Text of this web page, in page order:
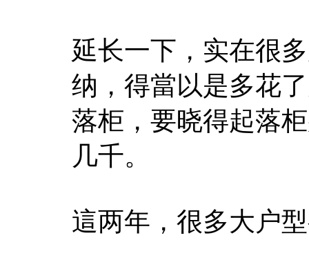
延长一下，实在很
纳，得當以是多花
落柜，要晓得起落
几千。
這两年，很多大户